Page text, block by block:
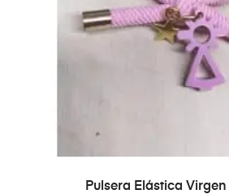
SELECCIONAR
Pulsera Elástica